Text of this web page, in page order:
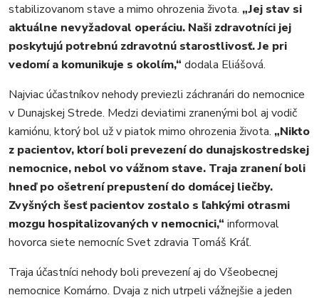
stabilizovanom stave a mimo ohrozenia života. „Jej stav si
aktuálne nevyžadoval operáciu. Naši zdravotníci jej
poskytujú potrebnú zdravotnú starostlivosť. Je pri
vedomí a komunikuje s okolím,“ dodala Eliášová.
Najviac účastníkov nehody previezli záchranári do nemocnice
v Dunajskej Strede. Medzi deviatimi zranenými bol aj vodič
kamiónu, ktorý bol už v piatok mimo ohrozenia života. „Nikto
z pacientov, ktorí boli prevezení do dunajskostredskej
nemocnice, nebol vo vážnom stave. Traja zranení boli
hneď po ošetrení prepustení do domácej liečby.
Zvyšných šesť pacientov zostalo s ľahkými otrasmi
mozgu hospitalizovaných v nemocnici,“ informoval
hovorca siete nemocníc Svet zdravia Tomáš Kráľ.
Traja účastníci nehody boli prevezení aj do Všeobecnej
nemocnice Komárno. Dvaja z nich utrpeli vážnejšie a jeden